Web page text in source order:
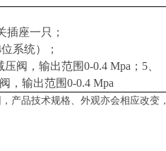
插座一只；
位系统）；
压阀，输出范围0-0.4 Mpa；5、
，输出范围0-0.4 Mpa
产品技术规格、外观亦会相应改变，